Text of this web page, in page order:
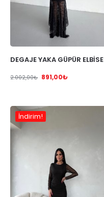
DEGAJE YAKA GÜPÜR ELBİSE
2.002,00₺ 891,00₺
İndirim!